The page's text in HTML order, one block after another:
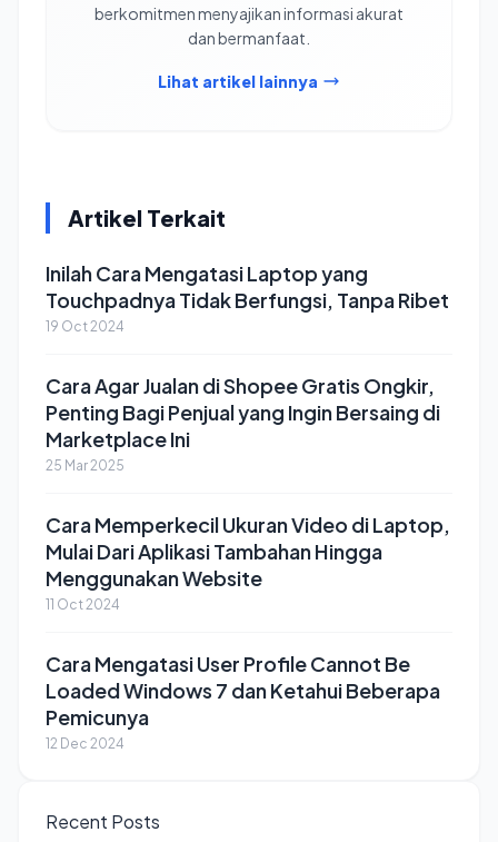
berkomitmen menyajikan informasi akurat
dan bermanfaat.
Lihat artikel lainnya
Artikel Terkait
Inilah Cara Mengatasi Laptop yang
Touchpadnya Tidak Berfungsi, Tanpa Ribet
19 Oct 2024
Cara Agar Jualan di Shopee Gratis Ongkir,
Penting Bagi Penjual yang Ingin Bersaing di
Marketplace Ini
25 Mar 2025
Cara Memperkecil Ukuran Video di Laptop,
Mulai Dari Aplikasi Tambahan Hingga
Menggunakan Website
11 Oct 2024
Cara Mengatasi User Profile Cannot Be
Loaded Windows 7 dan Ketahui Beberapa
Pemicunya
12 Dec 2024
Recent Posts